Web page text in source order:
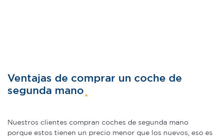
Ventajas de comprar un coche de
segunda mano
Nuestros clientes compran coches de segunda mano
porque estos tienen un precio menor que los nuevos, eso es